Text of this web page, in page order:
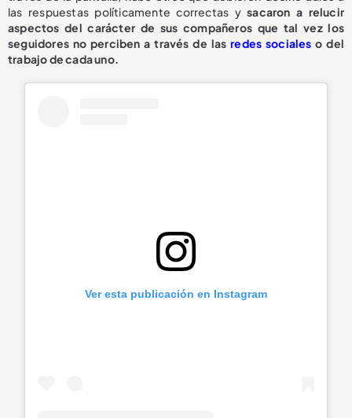
las respuestas políticamente correctas ysacaron a relucir
aspectos del carácter de sus compañeros que tal vez los
seguidores no perciben a través de lasredes sociales o del
trabajo de cada uno.
Ver esta publicación en Instagram